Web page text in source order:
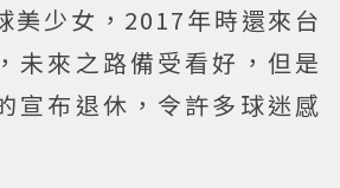
美少女，2017年時還來台
未來之路備受看好，但是
宣布退休，令許多球迷感